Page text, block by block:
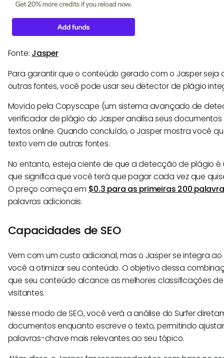
Fonte: Jasper
Para garantir que o conteúdo gerado com o Jasper seja
outras fontes, você pode usar seu detector de plágio
Movido pela Copyscape (um sistema avançado de
verificador de plágio do Jasper analisa seus
textos online. Quando concluído, o Jasper mostra você
texto vem de outras fontes.
No entanto, esteja ciente de que a detecção de plágio é
que significa que você terá que pagar cada vez que
O preço começa em $0.3 para as primeiras 200
palavras adicionais.
Capacidades de SEO
Vem com um custo adicional, mas o Jasper se integra ao
você a otimizar seu conteúdo. O objetivo dessa
que seu conteúdo alcance as melhores classificações
visitantes.
Nesse modo de SEO, você verá a análise do Surfer
documentos enquanto escreve o texto, permitindo
palavras-chave mais relevantes ao seu tópico.